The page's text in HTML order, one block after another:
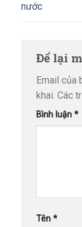
nước
Để lại
Email của
khai. Các
Bình luận *
Tên *